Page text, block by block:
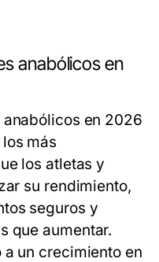
anabólicos en
en 2026
más
los atletas y
su rendimiento,
seguros y
que aumentar.
a un crecimiento en